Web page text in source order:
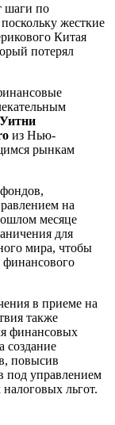
шаги по
жесткие
Китая
потерял
Уитни
из Нью-
рынкам
на
месяце
для
мира, чтобы
финансового
в приеме на
также
финансовых
создание
повысив
под управлением
льгот.